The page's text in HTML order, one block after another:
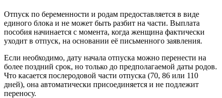
Отпуск по беременности и родам предоставляется в виде
единого блока и не может быть разбит на части. Выплата
пособия начинается с момента, когда женщина фактически
уходит в отпуск, на основании её письменного заявления.
Если необходимо, дату начала отпуска можно перенести на
более поздний срок, но только до предполагаемой даты родов.
Что касается послеродовой части отпуска (70, 86 или 110
дней), она автоматически присоединяется и не подлежит
переносу.